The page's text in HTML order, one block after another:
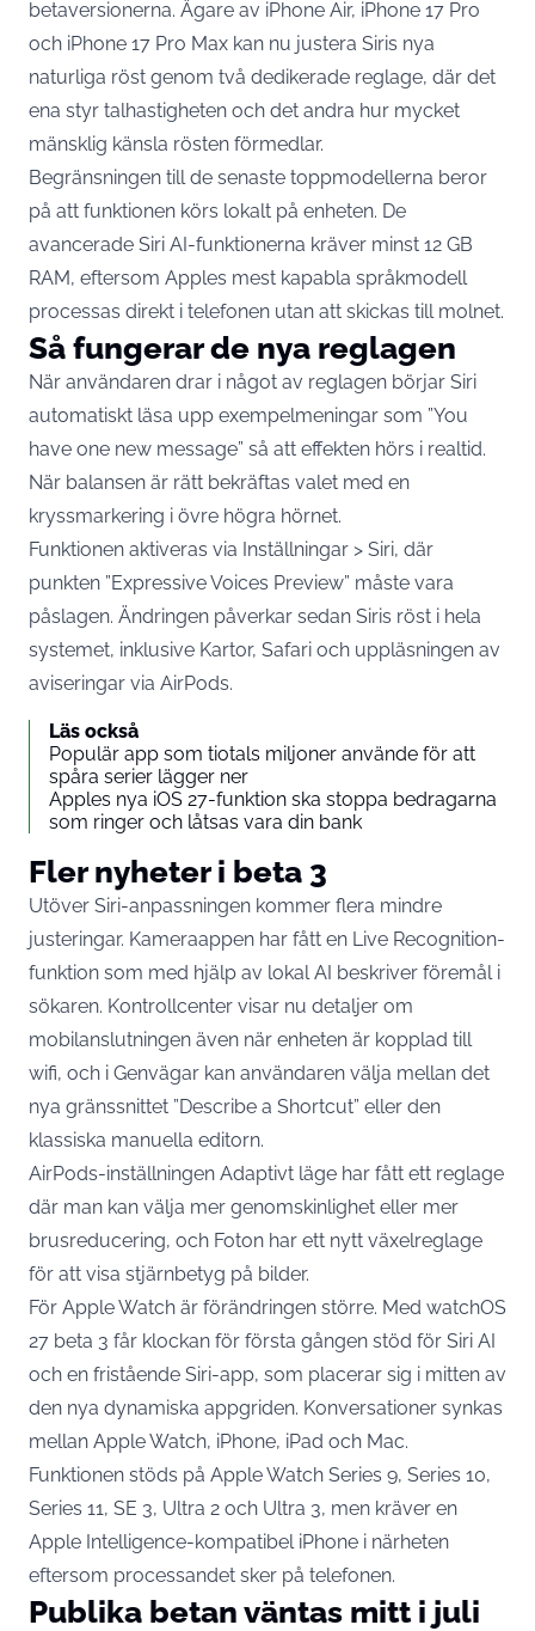
betaversionerna. Ägare av iPhone Air, iPhone 17 Pro
och iPhone 17 Pro Max kan nu justera Siris nya
naturliga röst genom två dedikerade reglage, där det
ena styr talhastigheten och det andra hur mycket
mänsklig känsla rösten förmedlar.
Begränsningen till de senaste toppmodellerna beror
på att funktionen körs lokalt på enheten. De
avancerade Siri AI-funktionerna kräver minst 12 GB
RAM, eftersom Apples mest kapabla språkmodell
processas direkt i telefonen utan att skickas till molnet.
Så fungerar de nya reglagen
När användaren drar i något av reglagen börjar Siri
automatiskt läsa upp exempelmeningar som ”You
have one new message” så att effekten hörs i realtid.
När balansen är rätt bekräftas valet med en
kryssmarkering i övre högra hörnet.
Funktionen aktiveras via Inställningar > Siri, där
punkten ”Expressive Voices Preview” måste vara
påslagen. Ändringen påverkar sedan Siris röst i hela
systemet, inklusive Kartor, Safari och uppläsningen av
aviseringar via AirPods.
Läs också
Populär app som tiotals miljoner använde för att
spåra serier lägger ner
Apples nya iOS 27-funktion ska stoppa bedragarna
som ringer och låtsas vara din bank
Fler nyheter i beta 3
Utöver Siri-anpassningen kommer flera mindre
justeringar. Kameraappen har fått en Live Recognition-
funktion som med hjälp av lokal AI beskriver föremål i
sökaren. Kontrollcenter visar nu detaljer om
mobilanslutningen även när enheten är kopplad till
wifi, och i Genvägar kan användaren välja mellan det
nya gränssnittet ”Describe a Shortcut” eller den
klassiska manuella editorn.
AirPods-inställningen Adaptivt läge har fått ett reglage
där man kan välja mer genomskinlighet eller mer
brusreducering, och Foton har ett nytt växelreglage
för att visa stjärnbetyg på bilder.
För Apple Watch är förändringen större. Med watchOS
27 beta 3 får klockan för första gången stöd för Siri AI
och en fristående Siri-app, som placerar sig i mitten av
den nya dynamiska appgriden. Konversationer synkas
mellan Apple Watch, iPhone, iPad och Mac.
Funktionen stöds på Apple Watch Series 9, Series 10,
Series 11, SE 3, Ultra 2 och Ultra 3, men kräver en
Apple Intelligence-kompatibel iPhone i närheten
eftersom processandet sker på telefonen.
Publika betan väntas mitt i juli